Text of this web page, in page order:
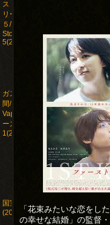
ストー
リー
５/Toy
Story
5(2026)
ガス人
間/Human
Vapor シ
ーズン
1(2026)
国宝
(2025) 「花束みたいな恋をし
の幸せな結婚」の監督